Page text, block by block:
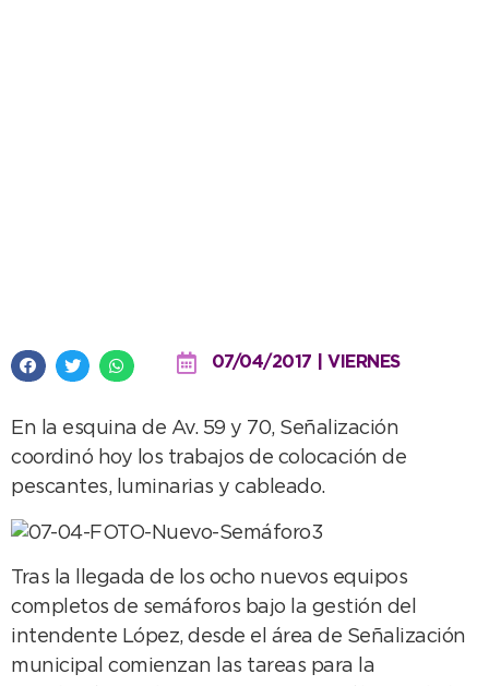
07/04/2017 | VIERNES
En la esquina de Av. 59 y 70, Señalización
coordinó hoy los trabajos de colocación de
pescantes, luminarias y cableado.
Tras la llegada de los ocho nuevos equipos
completos de semáforos bajo la gestión del
intendente López, desde el área de Señalización
municipal comienzan las tareas para la